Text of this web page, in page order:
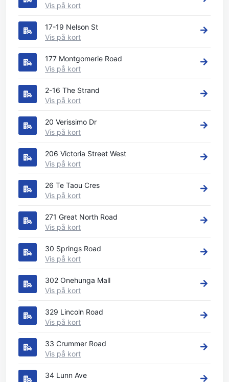
Vis på kort
17-19 Nelson St
Vis på kort
177 Montgomerie Road
Vis på kort
2-16 The Strand
Vis på kort
20 Verissimo Dr
Vis på kort
206 Victoria Street West
Vis på kort
26 Te Taou Cres
Vis på kort
271 Great North Road
Vis på kort
30 Springs Road
Vis på kort
302 Onehunga Mall
Vis på kort
329 Lincoln Road
Vis på kort
33 Crummer Road
Vis på kort
34 Lunn Ave